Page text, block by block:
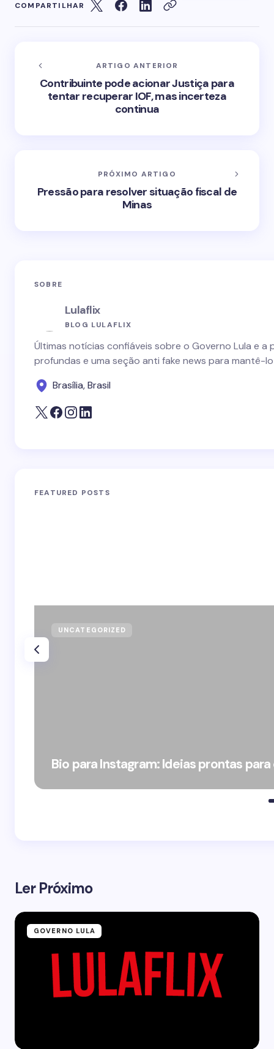
COMPARTILHAR
ARTIGO ANTERIOR
Contribuinte pode acionar Justiça para
tentar recuperar IOF, mas incerteza
continua
PRÓXIMO ARTIGO
Pressão para resolver situação fiscal de
Minas
SOBRE
Lulaflix
BLOG LULAFLIX
Últimas notícias confiáveis sobre o Governo Lula e
profundas e uma seção anti fake news para mantê-
Brasília, Brasil
FEATURED POSTS
UNCATEGORIZED
Bio para Instagram: Ideias prontas
Ler Próximo
GOVERNO LULA